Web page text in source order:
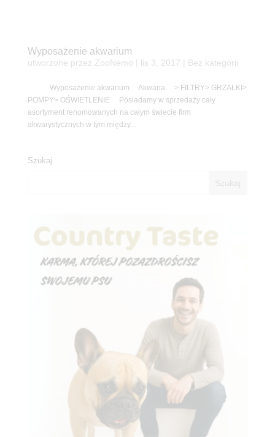
Wyposażenie akwarium
utworzone przez ZooNemo lis 3, 2017 | Bez kategorii
Wyposażenie akwarium Akwaria > FILTRY> GRZAŁKI>
POMPY> OŚWIETLENIE Posiadamy w sprzedaży cały
asortyment renomowanych na całym świecie firm
akwarystycznych w tym między...
Szukaj